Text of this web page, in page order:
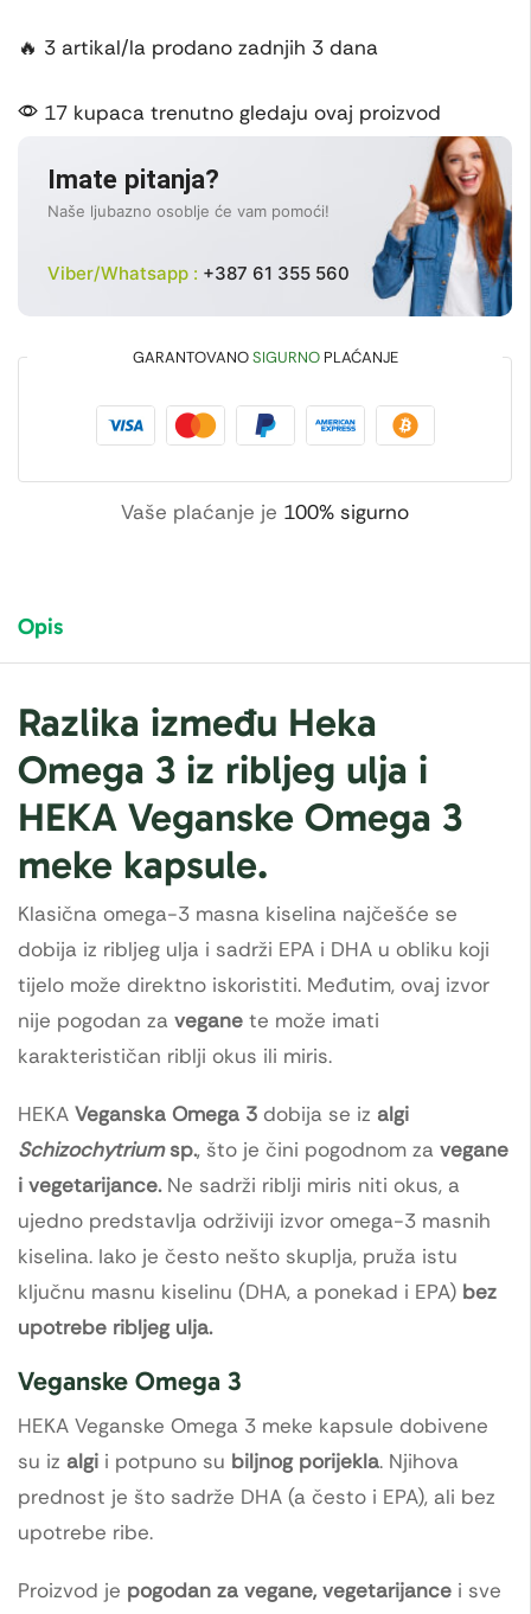
🔥 3 artikal/la prodano zadnjih 3 dana
17 kupaca trenutno gledaju ovaj proizvod
Imate pitanja?
Naše ljubazno osoblje će vam pomoći!
Viber/Whatsapp : +387 61 355 560
GARANTOVANOSIGURNOPLAĆANJE
Vaše plaćanje je 100% sigurno
Opis
Razlika između Heka
Omega 3 iz ribljeg ulja i
HEKA Veganske Omega 3
meke kapsule.
Klasična omega-3 masna kiselina najčešće se
dobija iz ribljeg ulja i sadrži EPA i DHA u obliku koji
tijelo može direktno iskoristiti. Međutim, ovaj izvor
nije pogodan za vegane te može imati
karakterističan riblji okus ili miris.
HEKA Veganska Omega 3 dobija se iz algi
Schizochytriumsp., što je čini pogodnom za vegane
i vegetarijance.Ne sadrži riblji miris niti okus, a
ujedno predstavlja održiviji izvor omega-3 masnih
kiselina. Iako je često nešto skuplja, pruža istu
ključnu masnu kiselinu (DHA, a ponekad i EPA) bez
upotrebe ribljeg ulja.
Veganske Omega 3
HEKA Veganske Omega 3 meke kapsule dobivene
su iz algi i potpuno su biljnog porijekla. Njihova
prednost je što sadrže DHA (a često i EPA), ali bez
upotrebe ribe.
Proizvod je pogodan za vegane, vegetarijance i sve